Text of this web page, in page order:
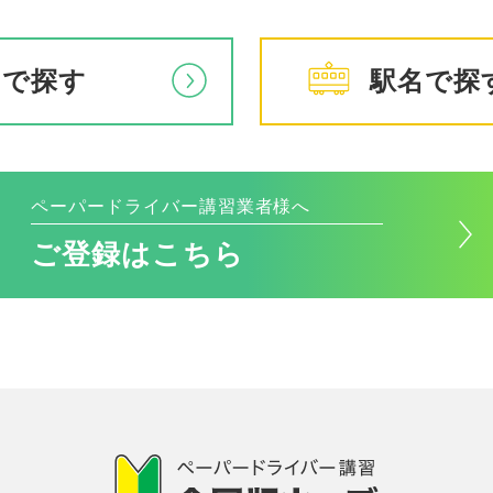
探す 駅名で探
ペーパードライバー講習業者様へ
ご登録はこちら